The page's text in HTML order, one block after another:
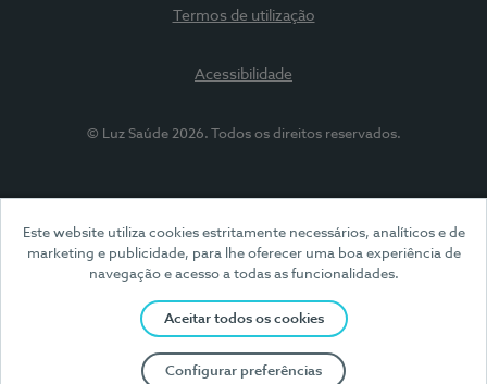
Este website utiliza cookies estritamente necessários, analíticos e de
marketing e publicidade, para lhe oferecer uma boa experiência de
navegação e acesso a todas as funcionalidades.
Aceitar todos os cookies
Configurar preferências
Termos de utilização
Acessibilidade
© Luz Saúde 2026. Todos os direitos reservados.